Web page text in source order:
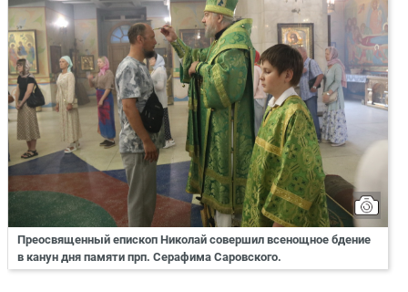
Преосвященный епископ Николай совершил всенощное бдение
в канун дня памяти прп. Серафима Саровского.